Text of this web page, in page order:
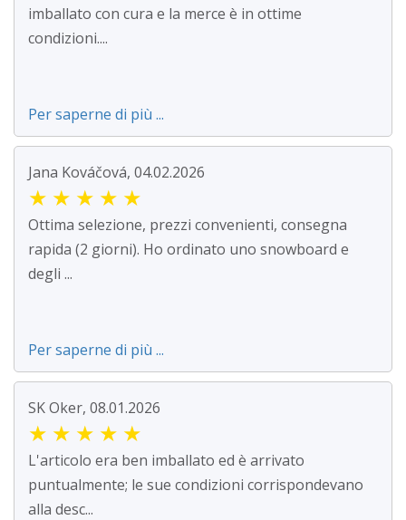
imballato con cura e la merce è in ottime
condizioni....
Per saperne di più ...
Jana Kováčová, 04.02.2026
★ ★ ★ ★ ★
Ottima selezione, prezzi convenienti, consegna
rapida (2 giorni). Ho ordinato uno snowboard e
degli ...
Per saperne di più ...
SK Oker, 08.01.2026
★ ★ ★ ★ ★
L'articolo era ben imballato ed è arrivato
puntualmente; le sue condizioni corrispondevano
alla desc...